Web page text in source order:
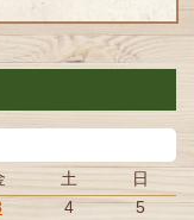
土 日
4
5